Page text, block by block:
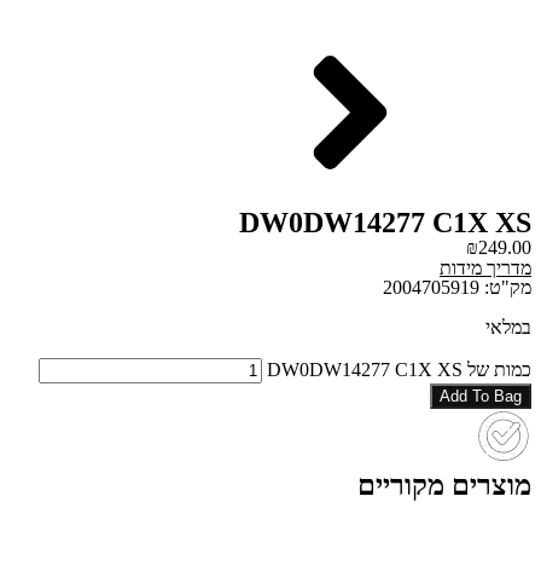
DW0DW14277 C1X XS
₪249.00
מדריך מידות
מק"ט: 2004705919
במלאי
כמות של DW0DW14277 C1X XS
Add To Bag
מוצרים מקוריים